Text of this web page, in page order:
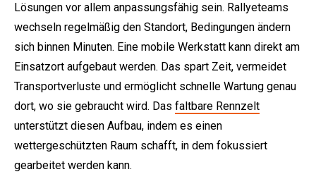
Lösungen vor allem anpassungsfähig sein. Rallyeteams
wechseln regelmäßig den Standort, Bedingungen ändern
sich binnen Minuten. Eine mobile Werkstatt kann direkt am
Einsatzort aufgebaut werden. Das spart Zeit, vermeidet
Transportverluste und ermöglicht schnelle Wartung genau
dort, wo sie gebraucht wird. Das faltbare Rennzelt
unterstützt diesen Aufbau, indem es einen
wettergeschützten Raum schafft, in dem fokussiert
gearbeitet werden kann.